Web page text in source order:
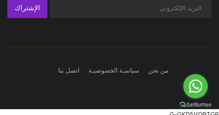
الإشتراك
من نحن سياسـة الخصوصيـة اتصل بنا